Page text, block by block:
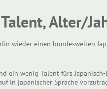
Alter/
wieder einen bundesweiten
ein wenig Talent fürs Japanisch-
in japanischer Sprache